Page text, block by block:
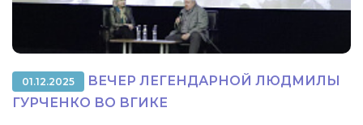
01.12.2025
ВЕЧЕР ЛЕГЕНДАРНОЙ ЛЮДМИЛЫ
ГУРЧЕНКО ВО ВГИКЕ